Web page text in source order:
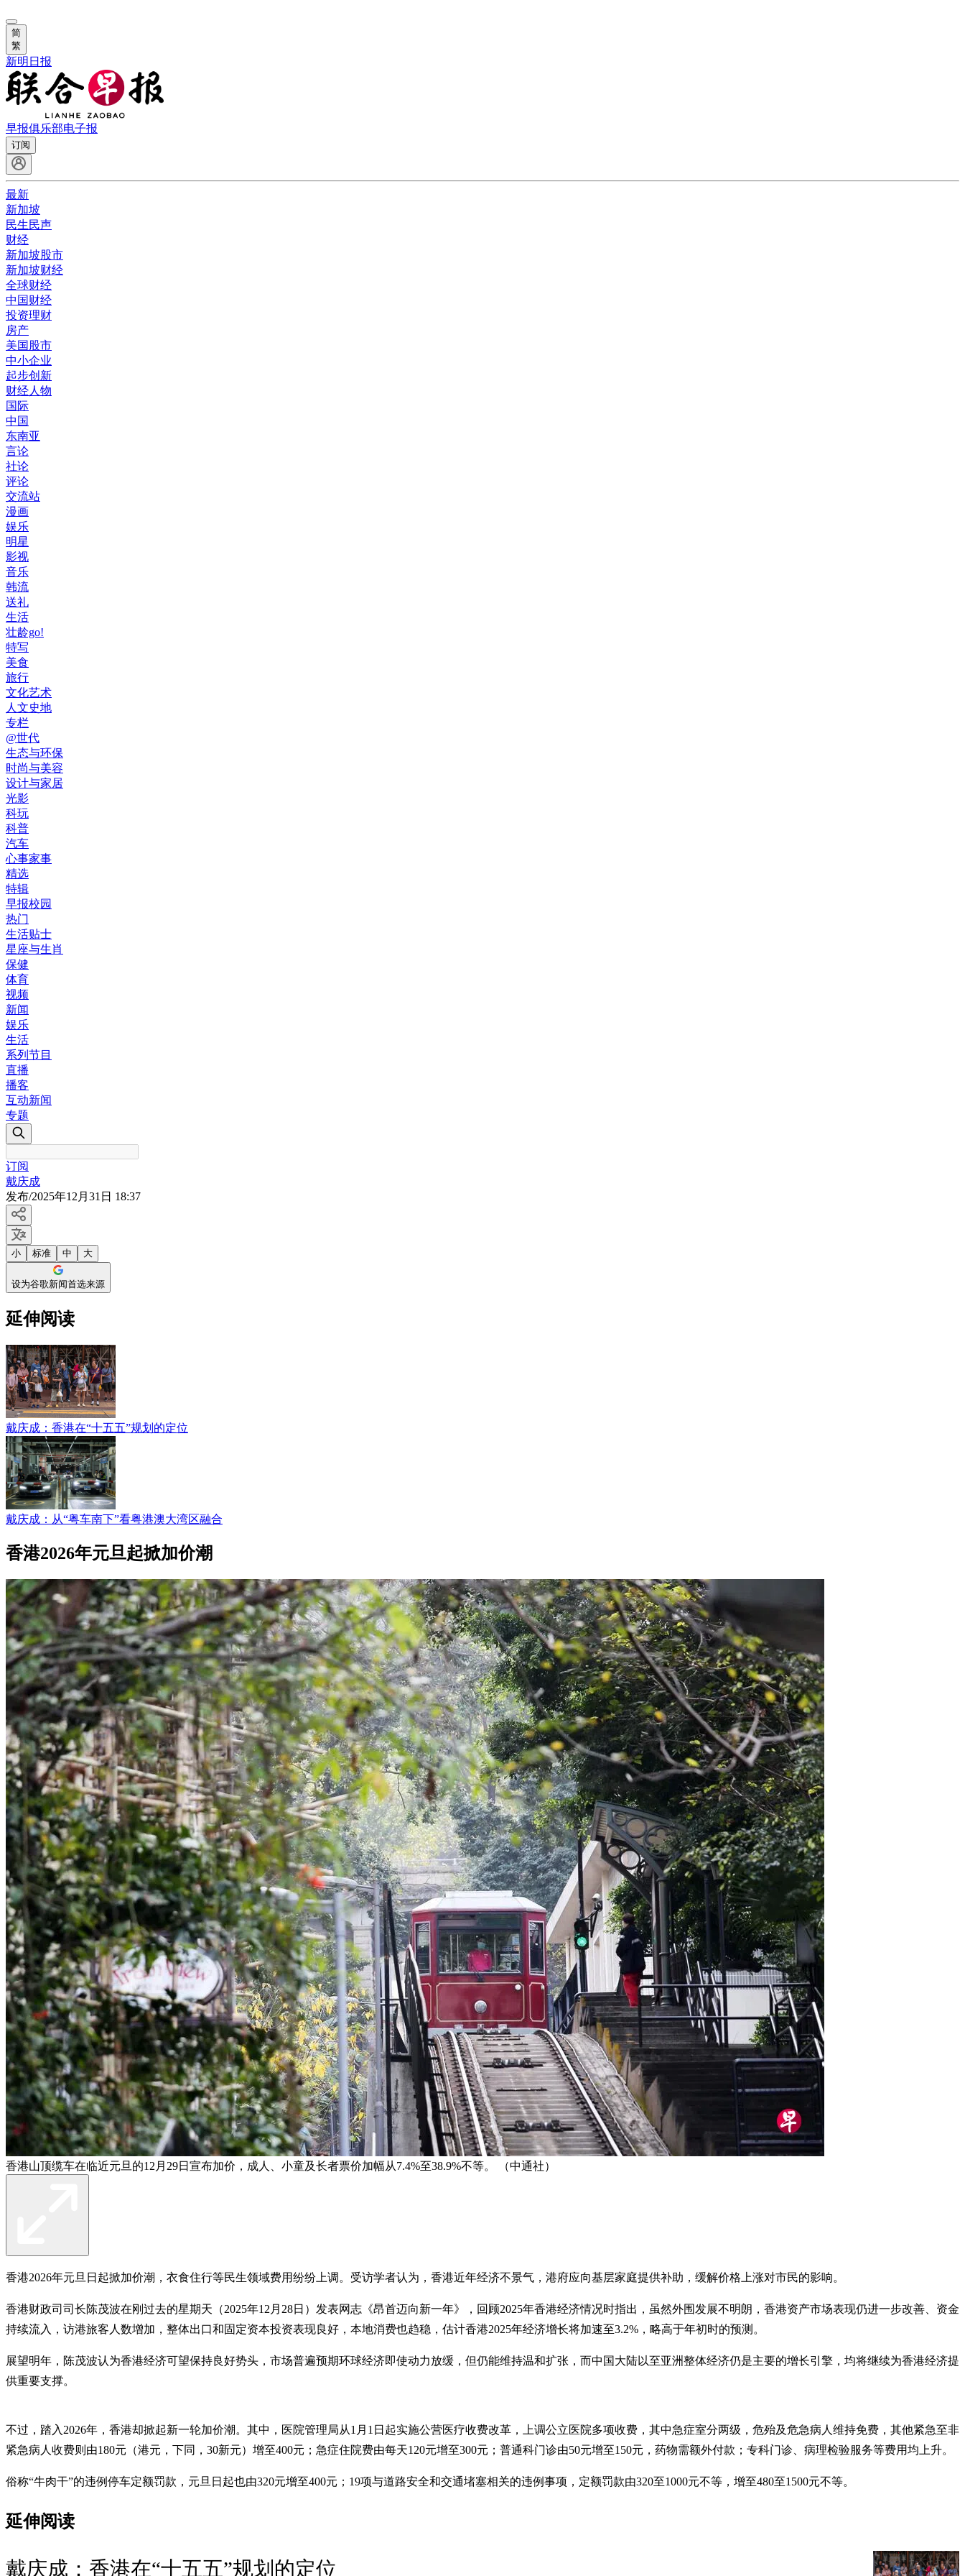
简
繁
新明日报
早报俱乐部电子报
订阅
最新
新加坡
民生民声
财经
新加坡股市
新加坡财经
全球财经
中国财经
投资理财
房产
美国股市
中小企业
起步创新
财经人物
国际
中国
东南亚
言论
社论
评论
交流站
漫画
娱乐
明星
影视
音乐
韩流
送礼
生活
壮龄go!
特写
美食
旅行
文化艺术
人文史地
专栏
@世代
生态与环保
时尚与美容
设计与家居
光影
科玩
科普
汽车
心事家事
精选
特辑
早报校园
热门
生活贴士
星座与生肖
保健
体育
视频
新闻
娱乐
生活
系列节目
直播
播客
互动新闻
专题
订阅
戴庆成
发布/2025年12月31日 18:37
小 标准 中 大
设为谷歌新闻首选来源
延伸阅读
戴庆成：香港在“十五五”规划的定位
戴庆成：从“粤车南下”看粤港澳大湾区融合
香港2026年元旦起掀加价潮
香港山顶缆车在临近元旦的12月29日宣布加价，成人、小童及长者票价加幅从7.4%至38.9%不等。 （中通社）
香港2026年元旦日起掀加价潮，衣食住行等民生领域费用纷纷上调。受访学者认为，香港近年经济不景气，港府应向基层家庭提供补助，缓解价格上涨对市民的影响。
香港财政司司长陈茂波在刚过去的星期天（2025年12月28日）发表网志《昂首迈向新一年》，回顾2025年香港经济情况时指出，虽然外围发展不明朗，香港资产市场表现仍进一步改善、资金
持续流入，访港旅客人数增加，整体出口和固定资本投资表现良好，本地消费也趋稳，估计香港2025年经济增长将加速至3.2%，略高于年初时的预测。
展望明年，陈茂波认为香港经济可望保持良好势头，市场普遍预期环球经济即使动力放缓，但仍能维持温和扩张，而中国大陆以至亚洲整体经济仍是主要的增长引擎，均将继续为香港经济提
供重要支撑。
不过，踏入2026年，香港却掀起新一轮加价潮。其中，医院管理局从1月1日起实施公营医疗收费改革，上调公立医院多项收费，其中急症室分两级，危殆及危急病人维持免费，其他紧急至非
紧急病人收费则由180元（港元，下同，30新元）增至400元；急症住院费由每天120元增至300元；普通科门诊由50元增至150元，药物需额外付款；专科门诊、病理检验服务等费用均上升。
俗称“牛肉干”的违例停车定额罚款，元旦日起也由320元增至400元；19项与道路安全和交通堵塞相关的违例事项，定额罚款由320至1000元不等，增至480至1500元不等。
延伸阅读
戴庆成：香港在“十五五”规划的定位